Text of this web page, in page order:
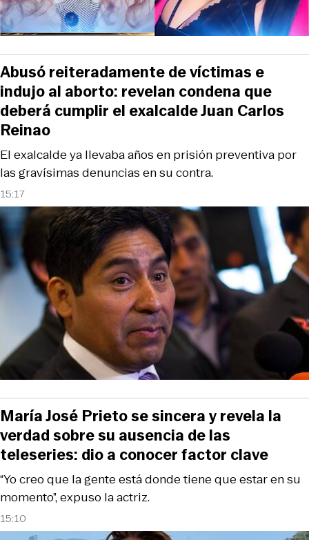
15:17
El exalcalde ya llevaba años en prisión preventiva por
las gravísimas denuncias en su contra.
Abusó reiteradamente de víctimas e
indujo al aborto: revelan condena que
deberá cumplir el exalcalde Juan Carlos
Reinao
15:10
“Yo creo que la gente está donde tiene que estar en su
momento”, expuso la actriz.
María José Prieto se sincera y revela la
verdad sobre su ausencia de las
teleseries: dio a conocer factor clave